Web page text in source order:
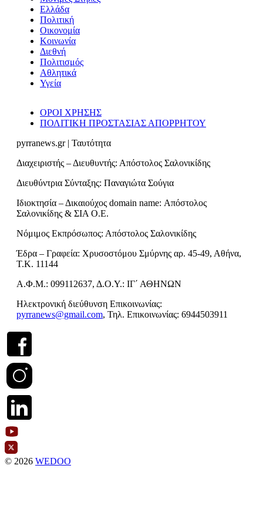
Ελλάδα
Πολιτική
Οικονομία
Κοινωνία
Διεθνή
Πολιτισμός
Αθλητικά
Υγεία
ΟΡΟΙ ΧΡΗΣΗΣ
ΠΟΛΙΤΙΚΗ ΠΡΟΣΤΑΣΙΑΣ ΑΠΟΡΡΗΤΟΥ
pyrranews.gr | Ταυτότητα
Διαχειριστής – Διευθυντής: Απόστολος Σαλονικίδης
Διευθύντρια Σύνταξης: Παναγιώτα Σούγια
Ιδιοκτησία – Δικαιούχος domain name: Απόστολος
Σαλονικίδης & ΣΙΑ Ο.Ε.
Νόμιμος Εκπρόσωπος: Απόστολος Σαλονικίδης
Έδρα – Γραφεία: Χρυσοστόμου Σμύρνης αρ. 45-49, Αθήνα,
Τ.Κ. 11144
Α.Φ.Μ.: 099112637, Δ.Ο.Υ.: ΙΓ΄ ΑΘΗΝΩΝ
Ηλεκτρονική διεύθυνση Επικοινωνίας:
pyrranews@gmail.com, Τηλ. Επικοινωνίας: 6944503911
© 2026 WEDOO